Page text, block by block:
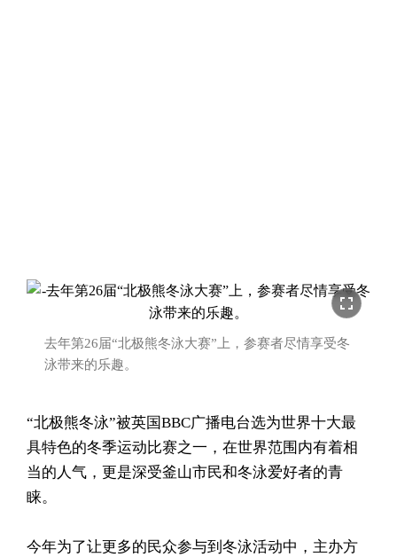
fullscreen
去年第26届“北极熊冬泳大赛”上，参赛者尽情享受冬
泳带来的乐趣。
“北极熊冬泳”被英国BBC广播电台选为世界十大最
具特色的冬季运动比赛之一，在世界范围内有着相
当的人气，更是深受釜山市民和冬泳爱好者的青
睐。
今年为了让更多的民众参与到冬泳活动中，主办方